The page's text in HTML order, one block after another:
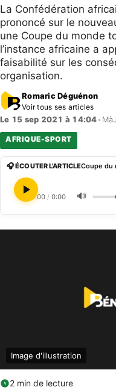
La Confédération
prononcé sur le
une Coupe du monde
l’instance africaine a
faisabilité sur les
organisation.
Romaric Déguénon
Voir tous ses articles
Le 15 sep 2021 à 14:04•
AFRIQUE-SPORT
🎧 ÉCOUTER L'ARTICLE
0:00 / 0:00 🔊
Image d'illustration
2 min de lecture